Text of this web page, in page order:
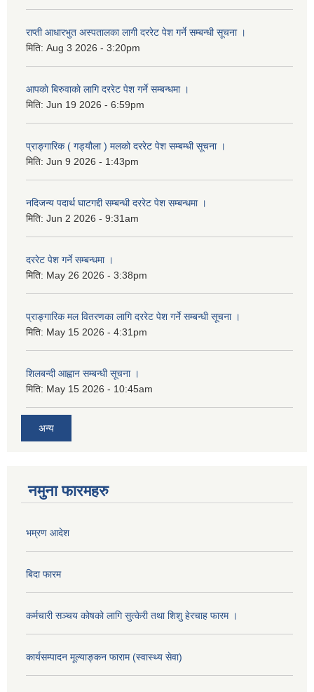
राप्ती आधारभुत अस्पतालका लागी दररेट पेश गर्ने सम्बन्धी सूचना ।
मिति: Aug 3 2026 - 3:20pm
आपकाे बिरुवाकाे लागि दररेट पेश गर्ने सम्बन्धमा ।
मिति: Jun 19 2026 - 6:59pm
प्राङ्गारिक ( गड्यौला ) मलको दररेट पेश सम्बम्धी सूचना ।
मिति: Jun 9 2026 - 1:43pm
नदिजन्य पदार्थ घाटगद्दी सम्बन्धी दररेट पेश सम्बन्धमा ।
मिति: Jun 2 2026 - 9:31am
दररेट पेश गर्ने सम्बन्धमा ।
मिति: May 26 2026 - 3:38pm
प्राङ्गारिक मल वितरणका लागि दररेट पेश गर्ने सम्बन्धी सूचना ।
मिति: May 15 2026 - 4:31pm
शिलबन्दी आह्वान सम्बन्धी सूचना ।
मिति: May 15 2026 - 10:45am
अन्य
नमुना फारमहरु
भम्रण आदेश
बिदा फारम
कर्मचारी सञ्चय कोषको लागि सुत्केरी तथा शिशु हेरचाह फारम ।
कार्यसम्पादन मूल्याङ्कन फाराम (स्वास्थ्य सेवा)